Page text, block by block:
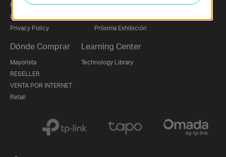
Perfil Corporativo
Contáctanos
Privacy Policy
Noticias
Próxima Exhibición
Dónde Comprar
Mayorista
RESELLER
VENTA POR INTERNET
Retail
Learning Center
Technology Library